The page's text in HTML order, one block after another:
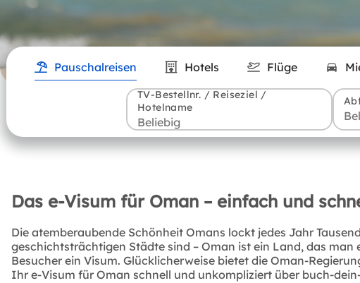
Pauschalreisen Hotels Flüge
TV-Bestellnr. / Reiseziel /
Hotelname
Das e-Visum für Oman – einfach und
Die atemberaubende Schönheit Omans lockt jedes Jahr
geschichtsträchtigen Städte sind – Oman ist ein Land, das
Besucher ein Visum. Glücklicherweise bietet die Oman-
Ihr e-Visum für Oman schnell und unkompliziert über buch-